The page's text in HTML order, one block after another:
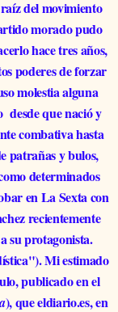
del movimiento
morado pudo
hace tres años,
poderes de forzar
molestia alguna
desde que nació y
combativa hasta
patrañas y bulos,
determinados
en La Sexta con
recientemente
su protagonista.
Mi estimado
publicado en el
), que eldiario.es, en